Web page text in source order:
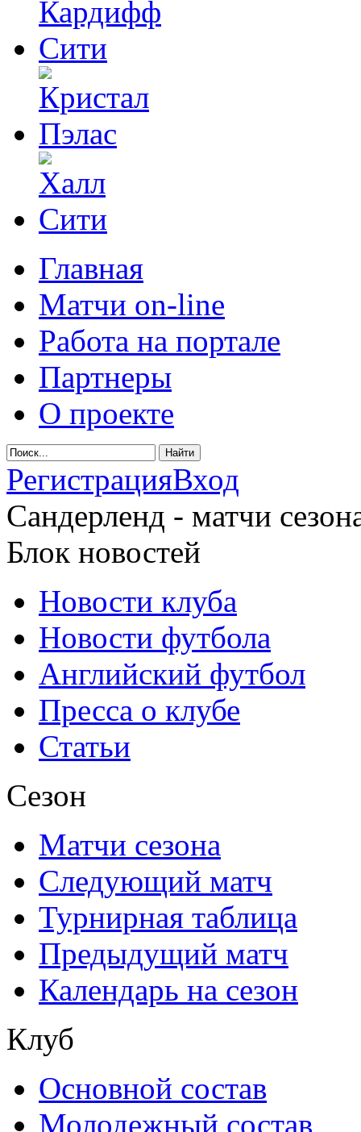
Главная
Матчи on-line
Работа на портале
Партнеры
О проекте
РегистрацияВход
Сандерленд - матчи
Блок новостей
Новости клуба
Новости футбола
Английский футбол
Пресса о клубе
Статьи
Сезон
Матчи сезона
Следующий матч
Турнирная таблица
Предыдущий матч
Календарь на сезон
Клуб
Основной состав
Молодежный состав